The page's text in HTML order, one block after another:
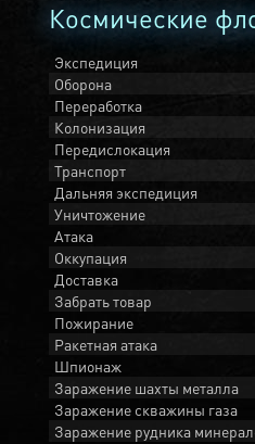
Космические
Экспедиция
Оборона
Переработка
Колонизация
Передислокация
Транспорт
Дальняя экспедиция
Уничтожение
Атака
Оккупация
Доставка
Забрать товар
Пожирание
Ракетная атака
Шпионаж
Заражение шахты металла
Заражение скважины газа
Заражение рудника